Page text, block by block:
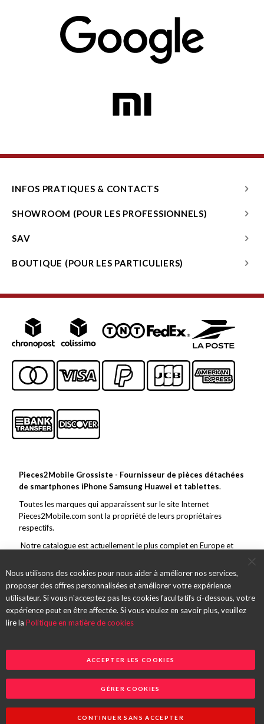
INFOS PRATIQUES & CONTACTS
SHOWROOM (POUR LES PROFESSIONNELS)
SAV
BOUTIQUE (POUR LES PARTICULIERS)
Pieces2Mobile Grossiste - Fournisseur de pièces détachées
de smartphones iPhone Samsung Huawei et tablettes.
Toutes les marques qui apparaissent sur le site Internet
Pieces2Mobile.com sont la propriété de leurs propriétaires
respectifs.
Notre catalogue est actuellement le plus complet en Europe et
marge de ce vaste choix, nous nous efforçons de toujours offrir un
service et des pièces de qualité et des envois rapides.
Copyright 2026 @ Partse SAS
Nous utilisons des cookies pour nous aider à améliorer nos services,
proposer des offres personnalisées et améliorer votre expérience
utilisateur. Si vous n'acceptez pas les cookies facultatifs ci-dessous, votre
expérience peut en être affectée. Si vous voulez en savoir plus, veuillez
lire la Politique en matière de cookies
ACCEPTER LES COOKIES
GÉRER COOKIES
CONTINUER SANS ACCEPTER